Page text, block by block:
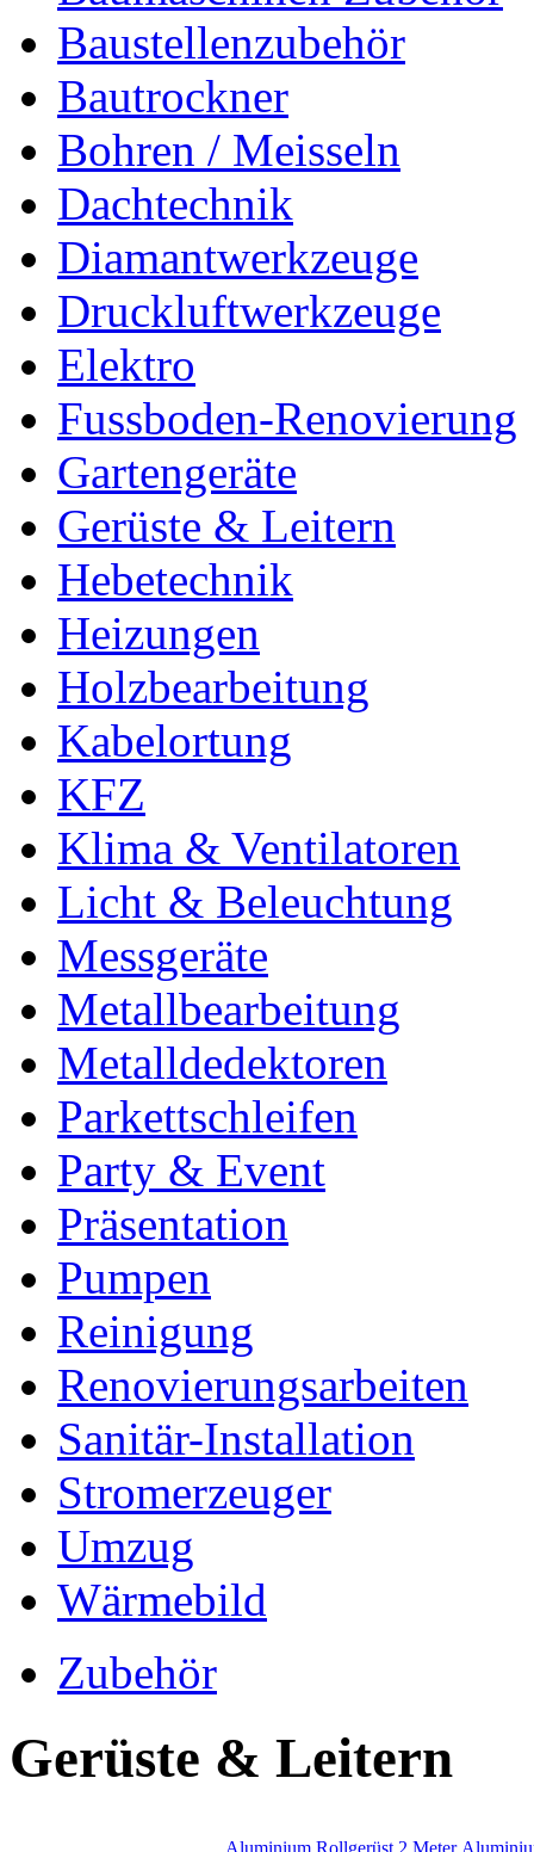
Baustellenzubehör
Bautrockner
Bohren / Meisseln
Dachtechnik
Diamantwerkzeuge
Druckluftwerkzeuge
Elektro
Fussboden-Renovierung
Gartengeräte
Gerüste & Leitern
Hebetechnik
Heizungen
Holzbearbeitung
Kabelortung
KFZ
Klima & Ventilatoren
Licht & Beleuchtung
Messgeräte
Metallbearbeitung
Metalldedektoren
Parkettschleifen
Party & Event
Präsentation
Pumpen
Reinigung
Renovierungsarbeiten
Sanitär-Installation
Stromerzeuger
Umzug
Wärmebild
Zubehör
Gerüste & Leitern